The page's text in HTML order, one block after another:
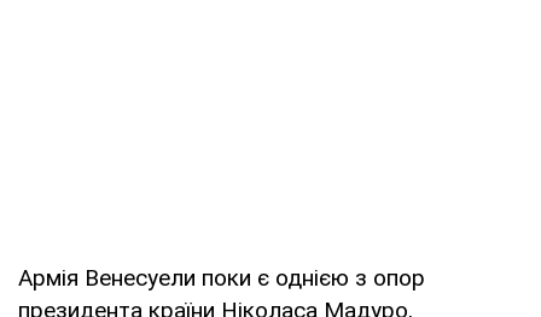
Армія Венесуели поки є однією з опор
президента країни Ніколаса Мадуро,